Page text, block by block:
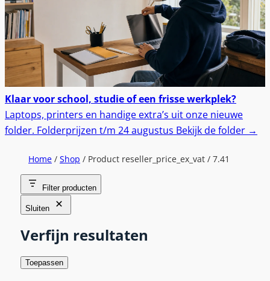
Klaar voor school, studie of een frisse werkplek?
Laptops, printers en handige extra’s uit onze nieuwe
folder. Folderprijzen t/m 24 augustus Bekijk de folder →
Home / Shop / Product reseller_price_ex_vat / 7.41
Filter producten
Sluiten
Verfijn resultaten
Toepassen